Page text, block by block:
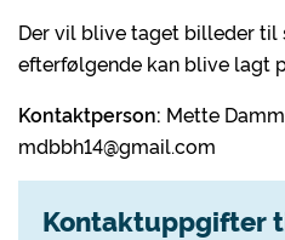
Der vil blive taget billeder
efterfølgende kan blive lagt
Kontaktperson: Mette
mdbbh14@gmail.com
Kontaktuppgifter